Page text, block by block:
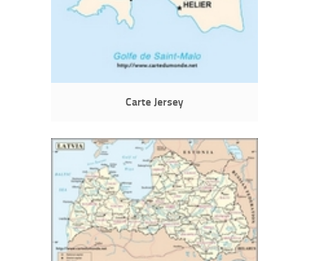
Carte Jersey